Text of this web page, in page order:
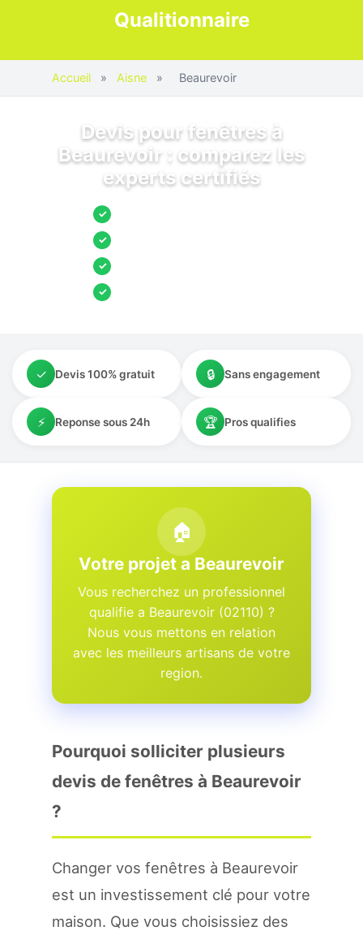
Qualitionnaire
Accueil » Aisne » Beaurevoir
Devis pour fenêtres à
Beaurevoir : comparez les
experts certifiés
✓
✓
✓
✓
✓ Devis 100% gratuit 🔒 Sans engagement
⚡ Reponse sous 24h 🏆 Pros qualifies
🏠
Votre projet a Beaurevoir
Vous recherchez un professionnel
qualifie a Beaurevoir (02110) ?
Nous vous mettons en relation
avec les meilleurs artisans de votre
region.
Pourquoi solliciter plusieurs
devis de fenêtres à Beaurevoir
?
Changer vos fenêtres à Beaurevoir
est un investissement clé pour votre
maison. Que vous choisissiez des